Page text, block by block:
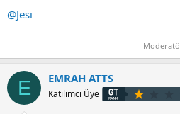
@Jesi
E EMRAH ATTS
Katılımcı Üye